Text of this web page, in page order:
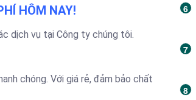
HÔM NAY!
dịch vụ tại Công ty chúng tôi.
chóng. Với giá rẻ, đảm bảo chất